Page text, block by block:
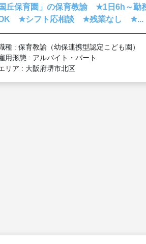
国丘保育園」の保育教諭 ★1日6h～勤
★シフト応相談 ★残業なし ★...
種 : 保育教諭（幼保連携型認定こども園）
用形態 : アルバイト・パート
リア : 大阪府堺市北区